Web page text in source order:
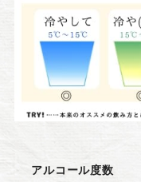
アルコール度数